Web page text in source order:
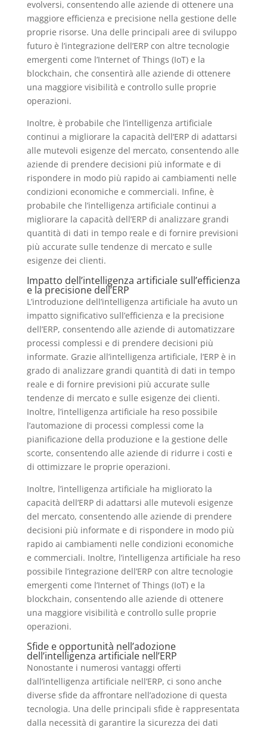
evolversi, consentendo alle aziende di ottenere una
maggiore efficienza e precisione nella gestione delle
proprie risorse. Una delle principali aree di sviluppo
futuro è l’integrazione dell’ERP con altre tecnologie
emergenti come l’Internet of Things (IoT) e la
blockchain, che consentirà alle aziende di ottenere
una maggiore visibilità e controllo sulle proprie
operazioni.
Inoltre, è probabile che l’intelligenza artificiale
continui a migliorare la capacità dell’ERP di adattarsi
alle mutevoli esigenze del mercato, consentendo alle
aziende di prendere decisioni più informate e di
rispondere in modo più rapido ai cambiamenti nelle
condizioni economiche e commerciali. Infine, è
probabile che l’intelligenza artificiale continui a
migliorare la capacità dell’ERP di analizzare grandi
quantità di dati in tempo reale e di fornire previsioni
più accurate sulle tendenze di mercato e sulle
esigenze dei clienti.
Impatto dell’intelligenza artificiale sull’efficienza
e la precisione dell’ERP
L’introduzione dell’intelligenza artificiale ha avuto un
impatto significativo sull’efficienza e la precisione
dell’ERP, consentendo alle aziende di automatizzare
processi complessi e di prendere decisioni più
informate. Grazie all’intelligenza artificiale, l’ERP è in
grado di analizzare grandi quantità di dati in tempo
reale e di fornire previsioni più accurate sulle
tendenze di mercato e sulle esigenze dei clienti.
Inoltre, l’intelligenza artificiale ha reso possibile
l’automazione di processi complessi come la
pianificazione della produzione e la gestione delle
scorte, consentendo alle aziende di ridurre i costi e
di ottimizzare le proprie operazioni.
Inoltre, l’intelligenza artificiale ha migliorato la
capacità dell’ERP di adattarsi alle mutevoli esigenze
del mercato, consentendo alle aziende di prendere
decisioni più informate e di rispondere in modo più
rapido ai cambiamenti nelle condizioni economiche
e commerciali. Inoltre, l’intelligenza artificiale ha reso
possibile l’integrazione dell’ERP con altre tecnologie
emergenti come l’Internet of Things (IoT) e la
blockchain, consentendo alle aziende di ottenere
una maggiore visibilità e controllo sulle proprie
operazioni.
Sfide e opportunità nell’adozione
dell’intelligenza artificiale nell’ERP
Nonostante i numerosi vantaggi offerti
dall’intelligenza artificiale nell’ERP, ci sono anche
diverse sfide da affrontare nell’adozione di questa
tecnologia. Una delle principali sfide è rappresentata
dalla necessità di garantire la sicurezza dei dati